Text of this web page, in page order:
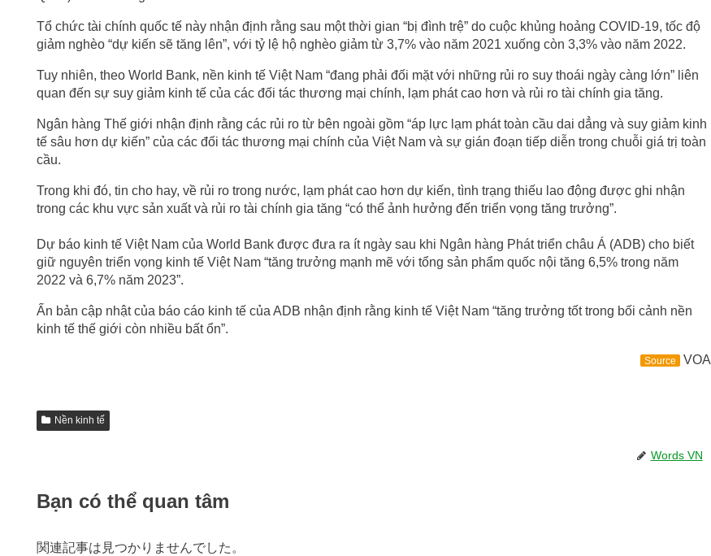
Tổ chức tài chính quốc tế này nhận định rằng sau một thời gian “bị đình trệ” do cuộc khủng hoảng COVID-19, tốc độ
giảm nghèo “dự kiến sẽ tăng lên”, với tỷ lệ hộ nghèo giảm từ 3,7% vào năm 2021 xuống còn 3,3% vào năm 2022.
Tuy nhiên, theo World Bank, nền kinh tế Việt Nam “đang phải đối mặt với những rủi ro suy thoái ngày càng lớn” liên
quan đến sự suy giảm kinh tế của các đối tác thương mại chính, lạm phát cao hơn và rủi ro tài chính gia tăng.
Ngân hàng Thế giới nhận định rằng các rủi ro từ bên ngoài gồm “áp lực lạm phát toàn cầu dai dẳng và suy giảm kinh
tế sâu hơn dự kiến” của các đối tác thương mại chính của Việt Nam và sự gián đoạn tiếp diễn trong chuỗi giá trị toàn
cầu.
Trong khi đó, tin cho hay, về rủi ro trong nước, lạm phát cao hơn dự kiến, tình trạng thiếu lao động được ghi nhận
trong các khu vực sản xuất và rủi ro tài chính gia tăng “có thể ảnh hưởng đến triển vọng tăng trưởng”.
Dự báo kinh tế Việt Nam của World Bank được đưa ra ít ngày sau khi Ngân hàng Phát triển châu Á (ADB) cho biết
giữ nguyên triển vọng kinh tế Việt Nam “tăng trưởng mạnh mẽ với tổng sản phẩm quốc nội tăng 6,5% trong năm
2022 và 6,7% năm 2023”.
Ấn bản cập nhật của báo cáo kinh tế của ADB nhận định rằng kinh tế Việt Nam “tăng trưởng tốt trong bối cảnh nền
kinh tế thế giới còn nhiều bất ổn”.
Source VOA
Nền kinh tế
Words VN
Bạn có thể quan tâm
関連記事は見つかりませんでした。